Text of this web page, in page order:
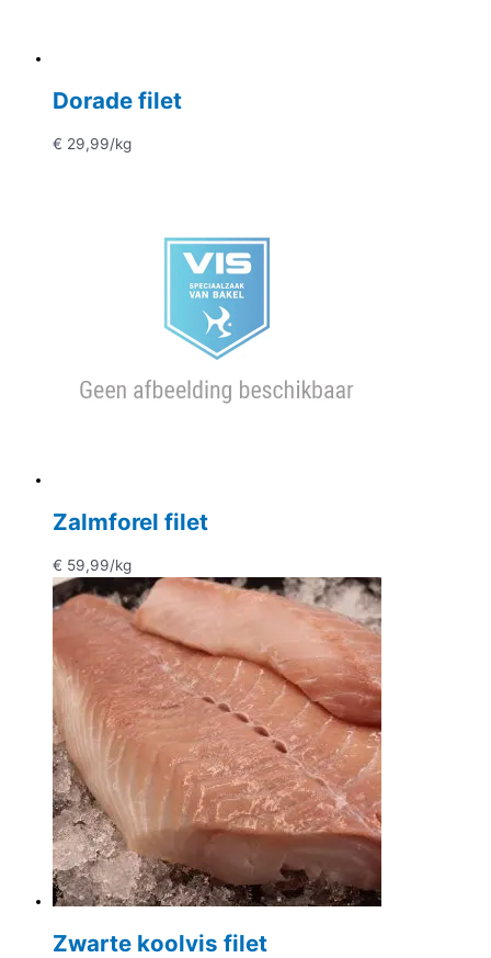
Dorade filet
€ 29,99/kg
Zalmforel filet
€ 59,99/kg
Zwarte koolvis filet